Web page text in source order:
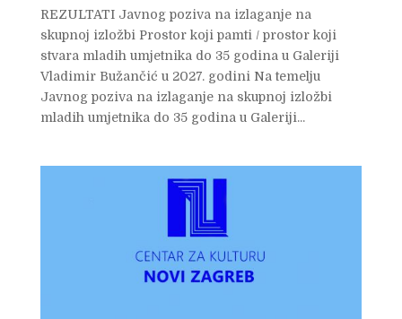
REZULTATI Javnog poziva na izlaganje na
skupnoj izložbi Prostor koji pamti / prostor koji
stvara mladih umjetnika do 35 godina u Galeriji
Vladimir Bužančić u 2027. godini Na temelju
Javnog poziva na izlaganje na skupnoj izložbi
mladih umjetnika do 35 godina u Galeriji...